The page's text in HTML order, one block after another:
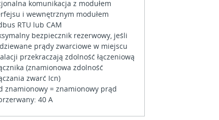
komunikacja z modułem
i wewnętrznym modułem
RTU lub CAM
bezpiecznik rezerwowy, jeśli
prądy zwarciowe w miejscu
przekraczają zdolność łączeniową
(znamionowa zdolność
zwarć Icn)
znamionowy = znamionowy prąd
40 A